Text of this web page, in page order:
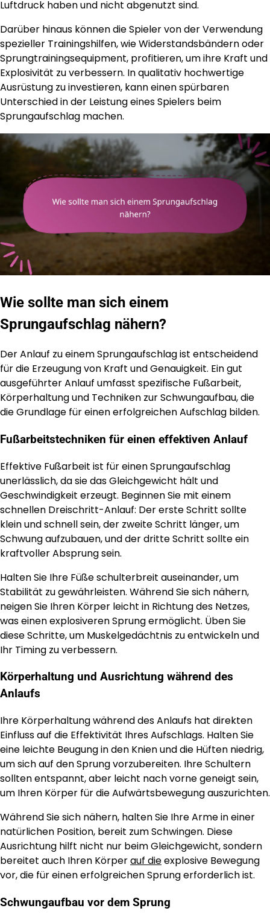
Luftdruck haben und nicht abgenutzt sind.
Darüber hinaus können die Spieler von der Verwendung
spezieller Trainingshilfen, wie Widerstandsbändern oder
Sprungtrainingsequipment, profitieren, um ihre Kraft und
Explosivität zu verbessern. In qualitativ hochwertige
Ausrüstung zu investieren, kann einen spürbaren
Unterschied in der Leistung eines Spielers beim
Sprungaufschlag machen.
Wie sollte man sich einem
Sprungaufschlag nähern?
Der Anlauf zu einem Sprungaufschlag ist entscheidend
für die Erzeugung von Kraft und Genauigkeit. Ein gut
ausgeführter Anlauf umfasst spezifische Fußarbeit,
Körperhaltung und Techniken zur Schwungaufbau, die
die Grundlage für einen erfolgreichen Aufschlag bilden.
Fußarbeitstechniken für einen effektiven Anlauf
Effektive Fußarbeit ist für einen Sprungaufschlag
unerlässlich, da sie das Gleichgewicht hält und
Geschwindigkeit erzeugt. Beginnen Sie mit einem
schnellen Dreischritt-Anlauf: Der erste Schritt sollte
klein und schnell sein, der zweite Schritt länger, um
Schwung aufzubauen, und der dritte Schritt sollte ein
kraftvoller Absprung sein.
Halten Sie Ihre Füße schulterbreit auseinander, um
Stabilität zu gewährleisten. Während Sie sich nähern,
neigen Sie Ihren Körper leicht in Richtung des Netzes,
was einen explosiveren Sprung ermöglicht. Üben Sie
diese Schritte, um Muskelgedächtnis zu entwickeln und
Ihr Timing zu verbessern.
Körperhaltung und Ausrichtung während des
Anlaufs
Ihre Körperhaltung während des Anlaufs hat direkten
Einfluss auf die Effektivität Ihres Aufschlags. Halten Sie
eine leichte Beugung in den Knien und die Hüften niedrig,
um sich auf den Sprung vorzubereiten. Ihre Schultern
sollten entspannt, aber leicht nach vorne geneigt sein,
um Ihren Körper für die Aufwärtsbewegung auszurichten.
Während Sie sich nähern, halten Sie Ihre Arme in einer
natürlichen Position, bereit zum Schwingen. Diese
Ausrichtung hilft nicht nur beim Gleichgewicht, sondern
bereitet auch Ihren Körperauf dieexplosive Bewegung
vor, die für einen erfolgreichen Sprung erforderlich ist.
Schwungaufbau vor dem Sprung